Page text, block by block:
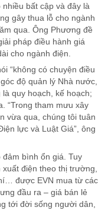
bất cập và đây là
gây thua lỗ cho ngành
qua. Ông Phương đề
pháp điều hành giá
cho ngành điện.
“không có chuyện điều
độ quản lý Nhà nước,
quy hoạch, kế hoạch;
“Trong tham mưu xây
vừa qua, chúng tôi tuân
lực và Luật Giá”, ông
bình ổn giá. Tuy
điện theo thị trường,
được EVN mua từ các
đầu ra – giá bán lẻ
tới đời sống người dân,